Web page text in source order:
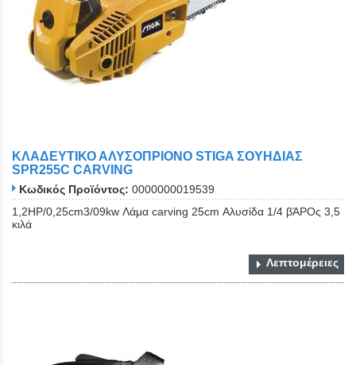
ΚΛΑΔΕΥΤΙΚΟ ΑΛΥΣΟΠΡΙΟΝΟ STIGA ΣΟΥΗΔΙΑΣ
SPR255C CARVING
Κωδικός Προϊόντος: 0000000019539
1,2ΗΡ/0,25cm3/09kw Λάμα carving 25cm Αλυσίδα 1/4 βΆΡΟς 3,5
κιλά
Λεπτομέρειες